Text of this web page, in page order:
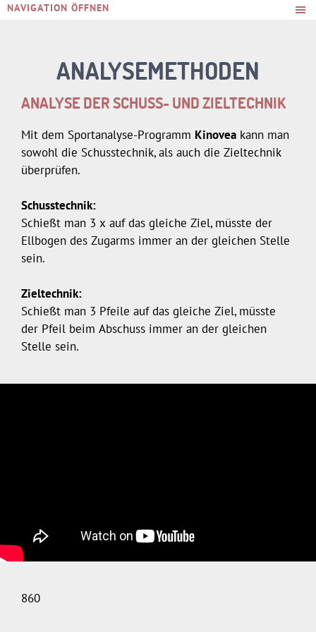
NAVIGATION ÖFFNEN
ANALYSEMETHODEN
ANALYSE DER SCHUSS- UND ZIELTECHNIK
Mit dem Sportanalyse-Programm Kinovea kann man
sowohl die Schusstechnik, als auch die Zieltechnik
überprüfen.
Schusstechnik:
Schießt man 3 x auf das gleiche Ziel, müsste der
Ellbogen des Zugarms immer an der gleichen Stelle
sein.
Zieltechnik:
Schießt man 3 Pfeile auf das gleiche Ziel, müsste
der Pfeil beim Abschuss immer an der gleichen
Stelle sein.
860